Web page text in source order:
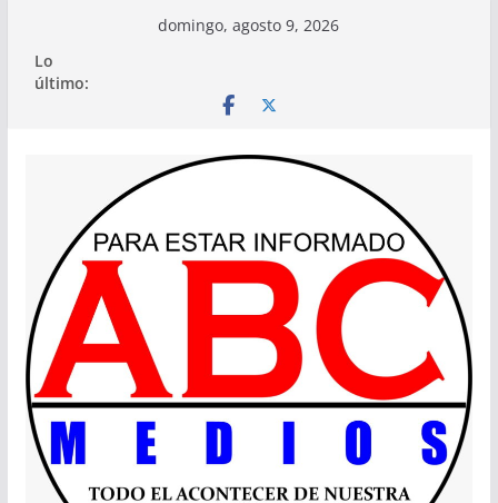
contenido
domingo, agosto 9, 2026
Lo
último: